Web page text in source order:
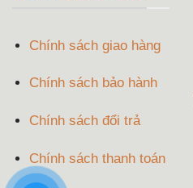
Chính sách giao hàng
Chính sách bảo hành
Chính sách đổi trả
Chính sách thanh toán